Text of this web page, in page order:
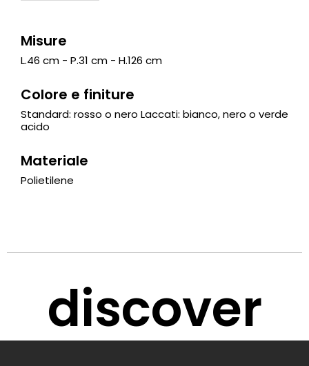
Misure
L.46 cm - P.31 cm - H.126 cm
Colore e finiture
Standard: rosso o nero Laccati: bianco, nero o verde
acido
Materiale
Polietilene
discover